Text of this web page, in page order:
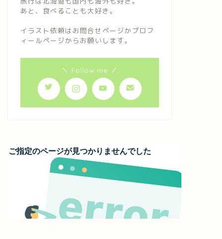
あと、食べることも大好き。
イラスト依頼はお問合せページかプロフ
ィールページからお願いします。
＼ Follow me ／